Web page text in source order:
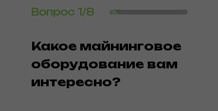
Какое майнинговое
оборудование вам
интересно?
Вопрос 1/8